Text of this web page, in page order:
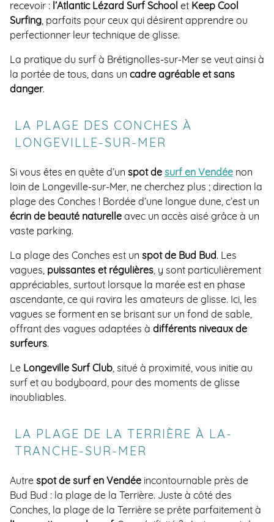
recevoir : l’Atlantic Lézard Surf School et Keep Cool
Surfing , parfaits pour ceux qui désirent apprendre ou
perfectionner leur technique de glisse.
La pratique du surf à Brétignolles-sur-Mer se veut ainsi à
la portée de tous, dans un cadre agréable et sans
danger.
LA PLAGE DES CONCHES À
LONGEVILLE-SUR-MER
Si vous êtes en quête d’un spot de surf en Vendée non
loin de Longeville-sur-Mer, ne cherchez plus ; direction la
plage des Conches ! Bordée d’une longue dune, c’est un
écrin de beauté naturelle avec un accès aisé grâce à un
vaste parking.
La plage des Conches est un spot de Bud Bud. Les
vagues, puissantes et régulières , y sont particulièrement
appréciables, surtout lorsque la marée est en phase
ascendante, ce qui ravira les amateurs de glisse. Ici, les
vagues se forment en se brisant sur un fond de sable,
offrant des vagues adaptées à différents niveaux de
surfeurs.
Le Longeville Surf Club , situé à proximité, vous initie au
surf et au bodyboard, pour des moments de glisse
inoubliables.
LA PLAGE DE LA TERRIÈRE À LA-
TRANCHE-SUR-MER
Autre spot de surf en Vendée incontournable près de
Bud Bud : la plage de la Terrière. Juste à côté des
Conches, la plage de la Terrière se prête parfaitement à